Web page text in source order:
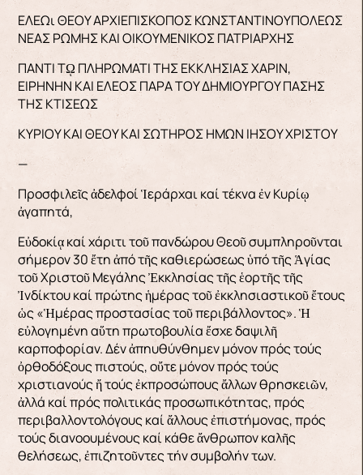
ΕΛΕΩι ΘΕΟΥ ΑΡΧΙΕΠΙΣΚΟΠΟΣ ΚΩΝΣΤΑΝΤΙΝΟΥΠΟΛΕΩΣ
ΝΕΑΣ ΡΩΜΗΣ ΚΑΙ ΟΙΚΟΥΜΕΝΙΚΟΣ ΠΑΤΡΙΑΡΧΗΣ
ΠΑΝΤΙ Τῼ ΠΛΗΡΩΜΑΤΙ ΤΗΣ ΕΚΚΛΗΣΙΑΣ ΧΑΡΙΝ,
ΕΙΡΗΝΗΝ ΚΑΙ ΕΛΕΟΣ ΠΑΡΑ ΤΟΥ ΔΗΜΙΟΥΡΓΟΥ ΠΑΣΗΣ
ΤΗΣ ΚΤΙΣΕΩΣ
ΚΥΡΙΟΥ ΚΑΙ ΘΕΟΥ ΚΑΙ ΣΩΤΗΡΟΣ ΗΜΩΝ ΙΗΣΟΥ ΧΡΙΣΤΟΥ
—
Προσφιλεῖς ἀδελφοί Ἱεράρχαι καί τέκνα ἐν Κυρίῳ
ἀγαπητά,
Εὐδοκίᾳ καί χάριτι τοῦ πανδώρου Θεοῦ συμπληροῦνται
σήμερον 30 ἔτη ἀπό τῆς καθιερώσεως ὑπό τῆς Ἁγίας
τοῦ Χριστοῦ Μεγάλης Ἐκκλησίας τῆς ἑορτῆς τῆς
Ἰνδίκτου καί πρώτης ἡμέρας τοῦ ἐκκλησιαστικοῦ ἔτους
ὡς «Ἡμέρας προστασίας τοῦ περιβάλλοντος». Ἡ
εὐλογημένη αὕτη πρωτοβουλία ἔσχε δαψιλῆ
καρποφορίαν. Δέν ἀπηυθύνθημεν μόνον πρός τούς
ὀρθοδόξους πιστούς, οὔτε μόνον πρός τούς
χριστιανούς ἤ τούς ἐκπροσώπους ἄλλων θρησκειῶν,
ἀλλά καί πρός πολιτικάς προσωπικότητας, πρός
περιβαλλοντολόγους καί ἄλλους ἐπιστήμονας, πρός
τούς διανοουμένους καί κάθε ἄνθρωπον καλῆς
θελήσεως, ἐπιζητοῦντες τήν συμβολήν των.